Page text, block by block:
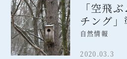
「空飛
チング
自然情報
2020.03.3